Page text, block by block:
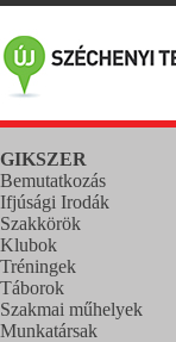
GIKSZER
Bemutatkozás
Ifjúsági Irodák
Szakkörök
Klubok
Tréningek
Táborok
Szakmai műhelyek
Munkatársak